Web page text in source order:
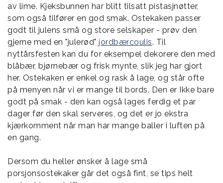
av lime. Kjeksbunnen har blitt tilsatt pistasjnøtter,
som også tilfører en god smak. Ostekaken passer
godt til julens små og store selskaper - prøv den
gjerne med en "julerød" jordbærcoulis. Til
nyttårsfesten kan du for eksempel dekorere den med
blåbær, bjørnebær og frisk mynte, slik jeg har gjort
her. Ostekaken er enkel og rask å lage, og står ofte
på menyen når vi er mange til bords. Den er Ikke bare
godt på smak - den kan også lages ferdig et par
dager før den skal serveres, og det er jo ekstra
kjærkomment når man har mange baller i luften på
en gang.
Dersom du heller ønsker å lage små
porsjonsostekaker går det også fint, se tips helt